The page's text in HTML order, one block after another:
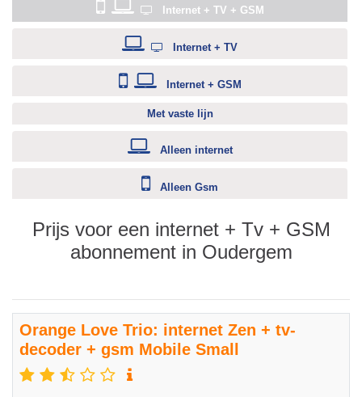
Internet + TV + GSM
Internet + TV
Internet + GSM
Met vaste lijn
Alleen internet
Alleen Gsm
Prijs voor een internet + Tv + GSM
abonnement in Oudergem
Orange Love Trio: internet Zen + tv-
decoder + gsm Mobile Small